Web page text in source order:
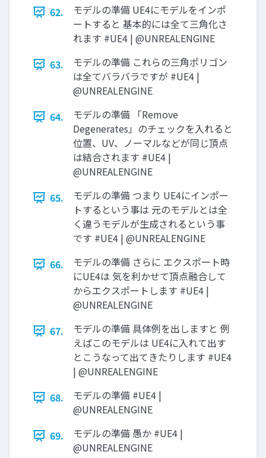
62.
モデルの準備 UE4にモデルをインポ
ートすると 基本的には全て三角化さ
れます #UE4 | @UNREALENGINE
63.
モデルの準備 これらの三角ポリゴン
は全てバラバラですが #UE4 |
@UNREALENGINE
64.
モデルの準備 「Remove
Degenerates」のチェックを入れると
位置、UV、ノーマルなどが同じ頂点
は結合されます #UE4 |
@UNREALENGINE
65.
モデルの準備 つまり UE4にインポー
トするという事は 元のモデルとは全
く違うモデルが生成されるという事
です #UE4 | @UNREALENGINE
66.
モデルの準備 さらに エクスポート時
にUE4は 気を利かせて頂点融合して
からエクスポートします #UE4 |
@UNREALENGINE
67.
モデルの準備 具体例を出しますと 例
えばこのモデルは UE4に入れて出す
とこうなって出てきたりします #UE4
| @UNREALENGINE
68.
モデルの準備 #UE4 |
@UNREALENGINE
69.
モデルの準備 愚か #UE4 |
@UNREALENGINE